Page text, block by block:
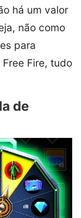
há um valor
não como
para
Fire, tudo
de